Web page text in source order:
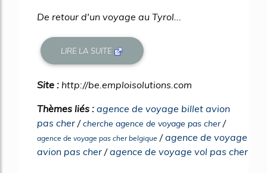
De retour d'un voyage au Tyrol...
LIRE LA SUITE
Site : http://be.emploisolutions.com
Thèmes liés : agence de voyage billet avion
pas cher /cherche agence de voyage pas cher/
agence de voyage pas cher belgique /agence de voyage
avion pas cher /agence de voyage vol pas cher